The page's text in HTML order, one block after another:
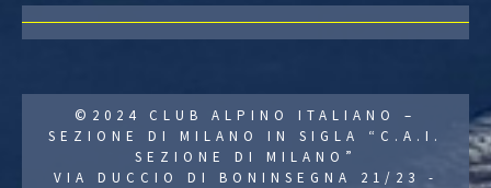
©2024 CLUB ALPINO ITALIANO –
SEZIONE DI MILANO IN SIGLA “C.A.I.
SEZIONE DI MILANO”
VIA DUCCIO DI BONINSEGNA 21/23 -